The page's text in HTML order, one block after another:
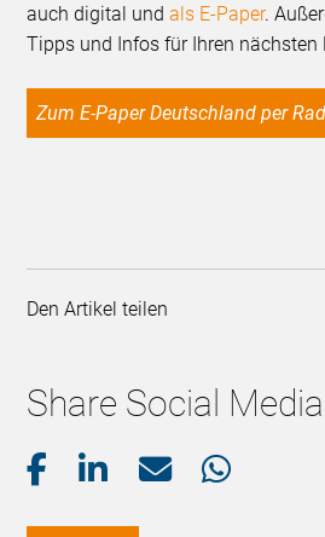
auch digital undals E-Paper.
Tipps und Infos für Ihren nächsten
Zum E-Paper Deutschland per
Den Artikel teilen
Share Social Media